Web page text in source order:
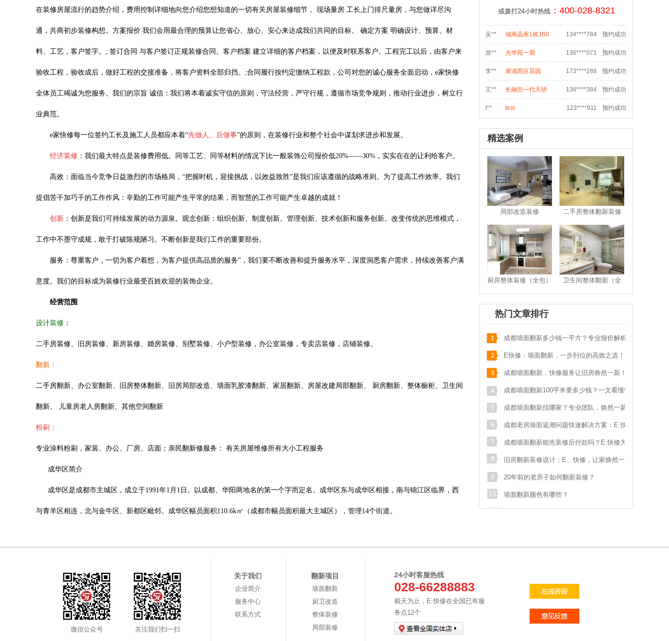
在装修房屋流行的趋势介绍，费用控制详细地向您介绍您想知道的一切有关房屋装修细节 。现场量房 工长上门排尺量房，与您做详尽沟
通，共商初步装修构想。方案报价 我们会用最合理的预算让您省心、放心、安心来达成我们共同的目标。 确定方案 明确设计、预算、材
料、工艺，客户签字。 ; 签订合同 与客户签订正规装修合同。客户档案 建立详细的客户档案，以便及时联系客户。工程完工以后，由客户来
验收工程，验收成后，做好工程的交接准备，将客户资料全部归挡。;合同履行按约定缴纳工程款，公司对您的诚心服务全面启动，e家快修
全体员工竭诚为您服务。我们的宗旨 诚信：我们将本着诚实守信的原则，守法经营，严守行规，遵循市场竞争规则，推动行业进步，树立行
业典范。
e家快修每一位签约工长及施工人员都应本着“先做人、后做事”的原则，在装修行业和整个社会中谋划求进步和发展。
经济装修 ：我们最大特点是装修费用低。同等工艺、同等材料的情况下比一般装饰公司报价低20%——30%，实实在在的让利给客户。
高效：面临当今竞争日益激烈的市场格局， “把握时机，迎接挑战，以效益致胜”是我们应该遵循的战略准则。为了提高工作效率。我们
提倡苦干加巧干的工作作风：辛勤的工作可能产生平常的结果，而智慧的工作可能产生卓越的成就！
创新 ：创新是我们可持续发展的动力源泉。观念创新：组织创新、制度创新、管理创新、技术创新和服务创新。改变传统的思维模式，
工作中不墨守成规，敢于打破陈规陋习。不断创新是我们工作的重要部份。
服务：尊重客户，一切为客户着想，为客户提供高品质的服务”，我们要不断改善和提升服务水平，深度洞悉客户需求，持续改善客户满
意度。我们的目标成为装修行业最受百姓欢迎的装饰企业。
经营范围
设计装修 ：
二手房装修、旧房装修、新房装修、 婚房装修、别墅装修、小户型装修，办公室装修，专卖店装修，店铺装修。
翻新：
二手房翻新、办公室翻新、旧房整体翻新、旧房局部改造、墙面乳胶漆翻新、家居翻新、房屋改建局部翻新、 厨房翻新、整体橱柜、卫生间
翻新、 儿童房老人房翻新、其他空间翻新
粉刷：
专业涂料粉刷，家装、办公、厂房、店面 ； 亲民翻新修服务： 有关房屋维修所有大小工程服务
成华区简介
成华区是成都市主城区，成立于1991年1月1日。以成都、华阳两地名的第一个字而定名。成华区东与成华区相接，南与锦江区临界，西
与青羊区相连，北与金牛区、新都区毗邻。成华区幅员面积110.6k㎡（成都市幅员面积最大主城区），管理14个街道。
或拨打24小时热线 ：400-028-8321
九里提聚贤半岛花苑
吴** 城南晶座1栋160 134****784 预约成功
游** 光华苑一期 136****071 预约成功
李** 犀浦西区花园 173****288 预约成功
王** 长融街一代天骄 136****384 预约成功
t** test 123****911 预约成功
s** sdf
袁** 双流航空港临港路和 138****070 预约成功
魏** 御府花都 186****006 预约成功
骆** 泡桐树街20号 186****533 预约成功
汪** 花满庭一期 135****975 预约成功
苟** 马鞍北路116号 136****178 预约成功
张** 武青路 133****587 预约成功
刘** 保利 151****017 预约成功
李** 奥克斯广场写字楼
李**
王** 长融街一代天骄 136****384 预约成功
t** test 123****911 预约成功
何** 四道街 189****651 预约成功
s** sdf 028****548
袁** 双流航空港临港路和 138****070
张** 汇融名城 181****895 预约成功
精选案例
局部改造装修 二手房整体翻新装修
厨房整体装修（全包）
卫生间整体翻新（全
包）
热门文章排行
成都墙面翻新多少钱一平方？专业报价解析，
省钱又省心！
E快修：墙面翻新，一步到位的高效之选！
成都墙面翻新，快修服务让旧房焕然一新！
成都墙面翻新100平米要多少钱？一文看懂性
价比之王！
成都墙面翻新找哪家？专业团队，焕然一新的
家！
成都老房墙面返潮问题快速解决方案：E.快修
专业指南
成都墙面翻新能先装修后付款吗？E.快修为您
解答：专业、高效、无忧的墙面翻新解决方案
旧房翻新装修设计：E、快修，让家焕然一
新！
20年前的老房子如何翻新装修？
墙面翻新颜色有哪些？
微信公众号 关注我们扫一扫
关于我们
企业简介
服务中心
联系方式
翻新项目
墙面翻新
厨卫改造
整体装修
局部装修
24小时客服热线
028-66288883
截天为止，E.快修在全国已有服
务点12个